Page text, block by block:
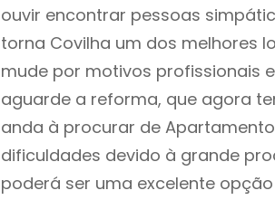
ouvir encontrar pessoas
torna Covilha um dos melhores
mude por motivos profissionais
aguarde a reforma, que agora
anda à procurar de
dificuldades devido à grande
poderá ser uma excelente